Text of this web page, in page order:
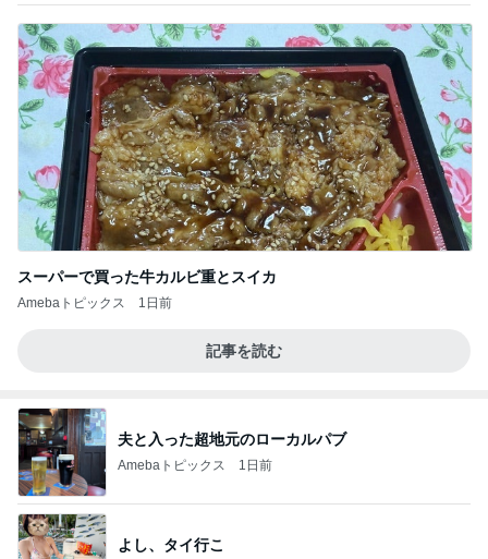
スーパーで買った牛カルビ重とスイカ
Amebaトピックス 1日前
記事を読む
夫と入った超地元のローカルパブ
Amebaトピックス 1日前
よし、タイ行こ